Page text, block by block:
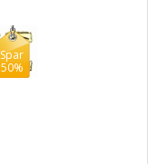
Spar
50%